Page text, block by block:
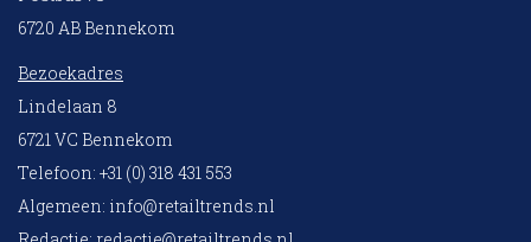
6720 AB Bennekom
Bezoekadres
Lindelaan 8
6721 VC Bennekom
Telefoon: +31 (0) 318 431 553
Algemeen: info@retailtrends.nl